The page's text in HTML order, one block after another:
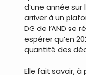
d’une année sur
arriver à un
DG de l’AND se
espérer qu’en
quantité des
Elle fait savoir,